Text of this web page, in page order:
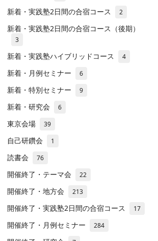
新着・実践塾2日間の合宿コース 2
新着・実践塾2日間の合宿コース（後期）
3
新着・実践塾ハイブリッドコース 4
新着・月例セミナー 6
新着・特別セミナー 9
新着・研究会 6
東京会場 39
自己研鑽会 1
読書会 76
開催終了・テーマ会 22
開催終了・地方会 213
開催終了・実践塾2日間の合宿コース 17
開催終了・月例セミナー 284